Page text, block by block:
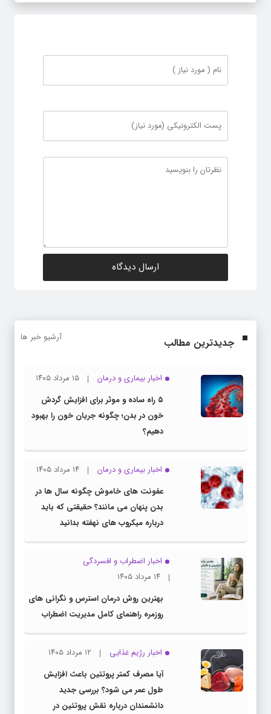
جدیدترین مطالب آرشیو خبر ها
اخبار بیماری و درمان
۱۵ مرداد ۱۴۰۵
۵ راه ساده و موثر برای افزایش گردش
خون در بدن؛ چگونه جریان خون را بهبود
دهیم؟
اخبار بیماری و درمان
۱۴ مرداد ۱۴۰۵
عفونت های خاموش چگونه سال ها در
بدن پنهان می مانند؟ حقیقتی که باید
درباره میکروب های نهفته بدانید
اخبار اضطراب و افسردگی
۱۴ مرداد ۱۴۰۵
بهترین روش درمان استرس و نگرانی های
روزمره راهنمای کامل مدیریت اضطراب
اخبار رژیم غذایی
۱۲ مرداد ۱۴۰۵
آیا مصرف کمتر پروتئین باعث افزایش
طول عمر می شود؟ بررسی جدید
دانشمندان درباره نقش پروتئین در